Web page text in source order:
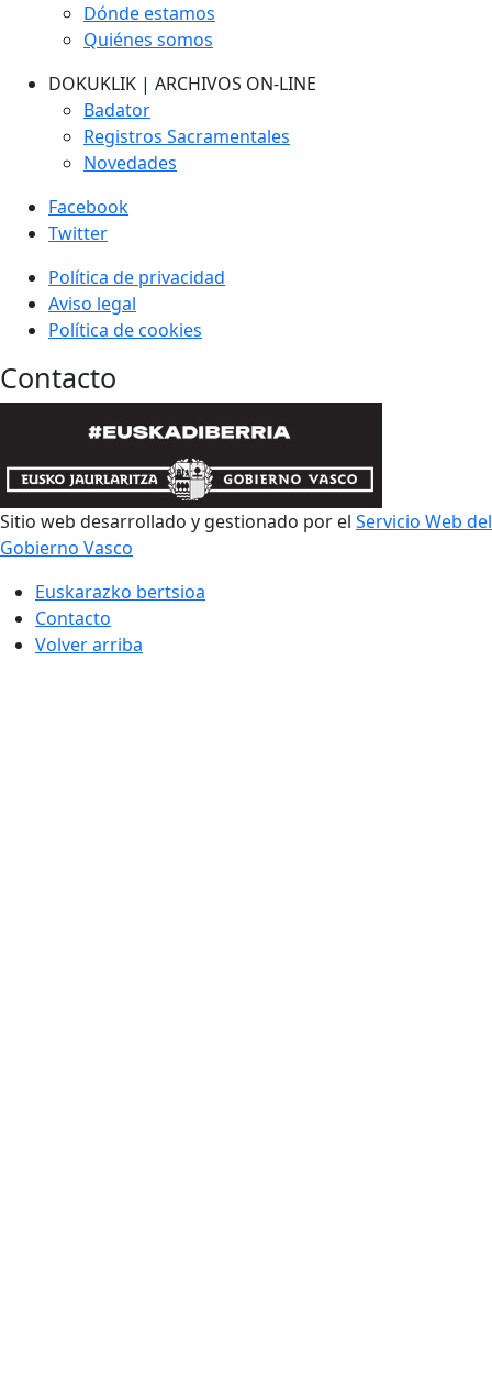
Dónde estamos
Quiénes somos
DOKUKLIK | ARCHIVOS ON-LINE
Badator
Registros Sacramentales
Novedades
Facebook
Twitter
Política de privacidad
Aviso legal
Política de cookies
Contacto
Sitio web desarrollado y gestionado por el Servicio Web del
Gobierno Vasco
Euskarazko bertsioa
Contacto
Volver arriba